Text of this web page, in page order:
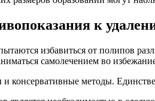
к
избавиться от полипов
самолечением во
консервативные методы.